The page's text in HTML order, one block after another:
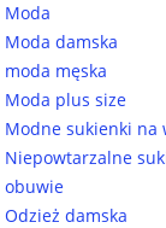
Moda
Moda damska
moda męska
Moda plus size
Modne sukienki na
Niepowtarzalne
obuwie
Odzież damska